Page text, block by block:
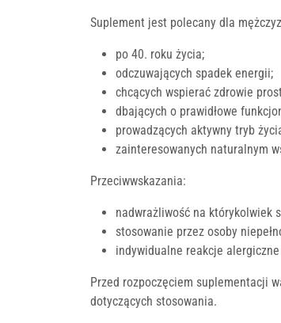
Suplement jest polecany dla
po 40. roku życia;
odczuwających spadek energii;
chcących wspierać zdrowie
dbających o prawidłowe
prowadzących aktywny tryb
zainteresowanych naturalnym
Przeciwwskazania:
nadwrażliwość na którykolwiek
stosowanie przez osoby
indywidualne reakcje
Przed rozpoczęciem suplementacji
dotyczących stosowania.